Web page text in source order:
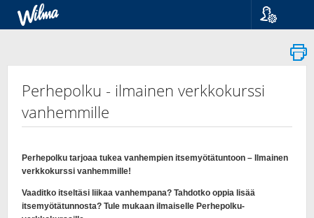
Suomi
Svenska
Perhepolku - ilmainen verkkokurssi
vanhemmille